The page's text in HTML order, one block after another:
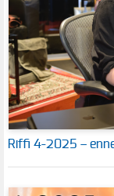
Riffi 4-2025 –